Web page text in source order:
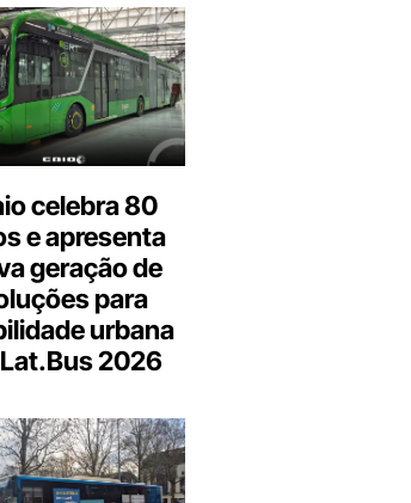
celebra 80
e apresenta
geração de
para
urbana
2026